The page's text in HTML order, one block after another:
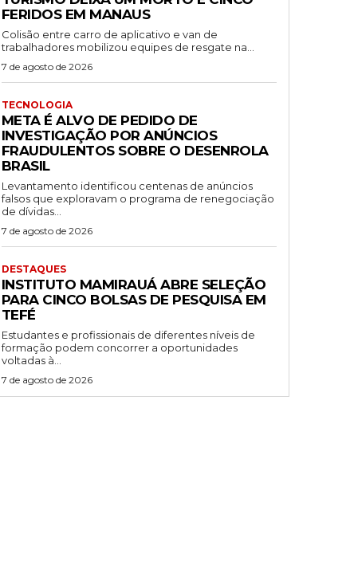
FERIDOS EM MANAUS
Colisão entre carro de aplicativo e van de
trabalhadores mobilizou equipes de resgate na...
7 de agosto de 2026
TECNOLOGIA
META É ALVO DE PEDIDO DE
INVESTIGAÇÃO POR ANÚNCIOS
FRAUDULENTOS SOBRE O DESENROLA
BRASIL
Levantamento identificou centenas de anúncios
falsos que exploravam o programa de renegociação
de dívidas...
7 de agosto de 2026
DESTAQUES
INSTITUTO MAMIRAUÁ ABRE SELEÇÃO
PARA CINCO BOLSAS DE PESQUISA EM
TEFÉ
Estudantes e profissionais de diferentes níveis de
formação podem concorrer a oportunidades
voltadas à...
7 de agosto de 2026